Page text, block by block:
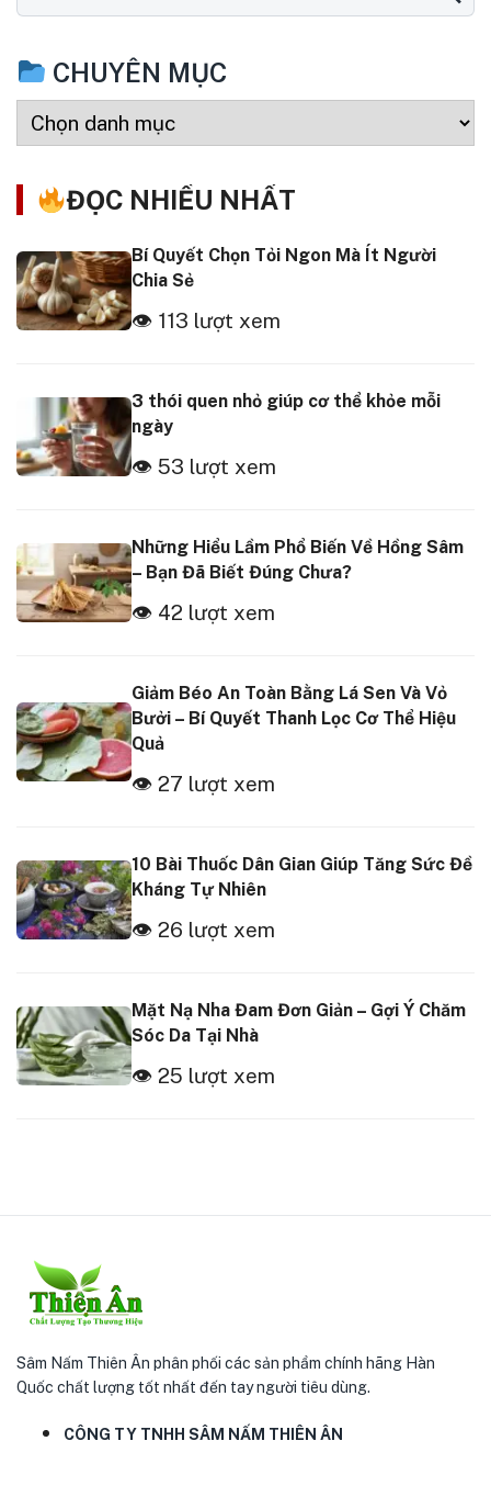
CHUYÊN MỤC
ĐỌC NHIỀU NHẤT
Bí Quyết Chọn Tỏi Ngon Mà Ít Người
Chia Sẻ
👁 113 lượt xem
3 thói quen nhỏ giúp cơ thể khỏe mỗi
ngày
👁 53 lượt xem
Những Hiểu Lầm Phổ Biến Về Hồng Sâm
– Bạn Đã Biết Đúng Chưa?
👁 42 lượt xem
Giảm Béo An Toàn Bằng Lá Sen Và Vỏ
Bưởi – Bí Quyết Thanh Lọc Cơ Thể Hiệu
Quả
👁 27 lượt xem
10 Bài Thuốc Dân Gian Giúp Tăng Sức Đề
Kháng Tự Nhiên
👁 26 lượt xem
Mặt Nạ Nha Đam Đơn Giản – Gợi Ý Chăm
Sóc Da Tại Nhà
👁 25 lượt xem
Sâm Nấm Thiên Ân phân phối các sản phẩm chính hãng Hàn
Quốc chất lượng tốt nhất đến tay người tiêu dùng.
CÔNG TY TNHH SÂM NẤM THIÊN ÂN